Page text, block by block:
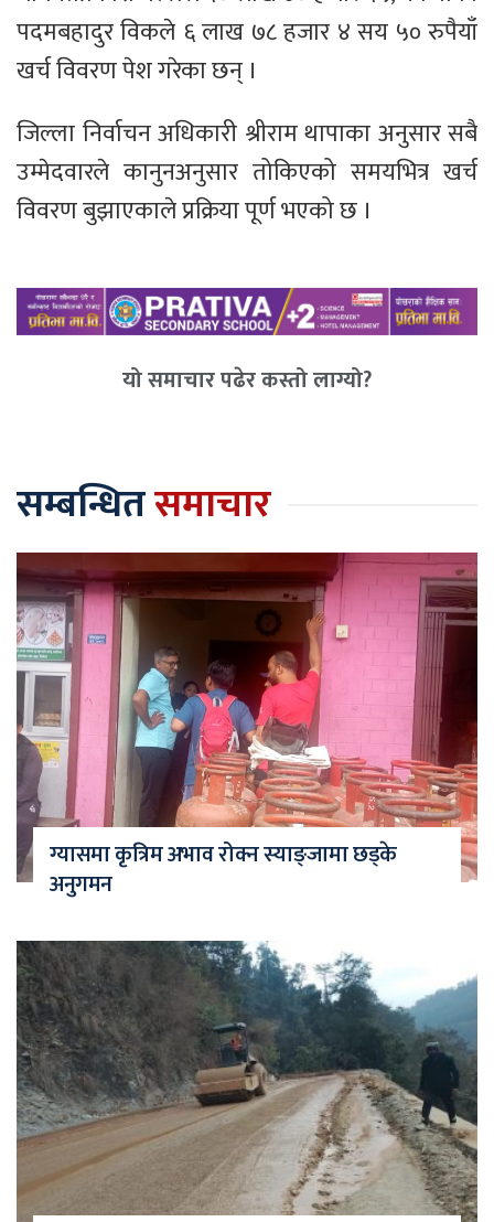
पदमबहादुर विकले ६ लाख ७८ हजार ४ सय ५० रुपैयाँ
खर्च विवरण पेश गरेका छन् ।
जिल्ला निर्वाचन अधिकारी श्रीराम थापाका अनुसार सबै
उम्मेदवारले कानुनअनुसार तोकिएको समयभित्र खर्च
विवरण बुझाएकाले प्रक्रिया पूर्ण भएको छ ।
यो समाचार पढेर कस्तो लाग्यो?
सम्बन्धितसमाचार
ग्यासमा कृत्रिम अभाव रोक्न स्याङ्जामा छड्के
अनुगमन